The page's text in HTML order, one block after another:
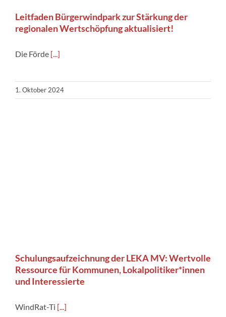
Leitfaden Bürgerwindpark zur Stärkung der
regionalen Wertschöpfung aktualisiert!
Die Förde [...]
1. Oktober 2024
Schulungsaufzeichnung der LEKA MV: Wertvolle
Ressource für Kommunen, Lokalpolitiker*innen
und Interessierte
WindRat-Ti [...]